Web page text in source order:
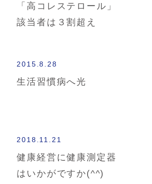
「高コレステロール」
該当者は３割超え
2015.8.28
生活習慣病へ光
2018.11.21
健康経営に健康測定器
はいかがですか(^^)